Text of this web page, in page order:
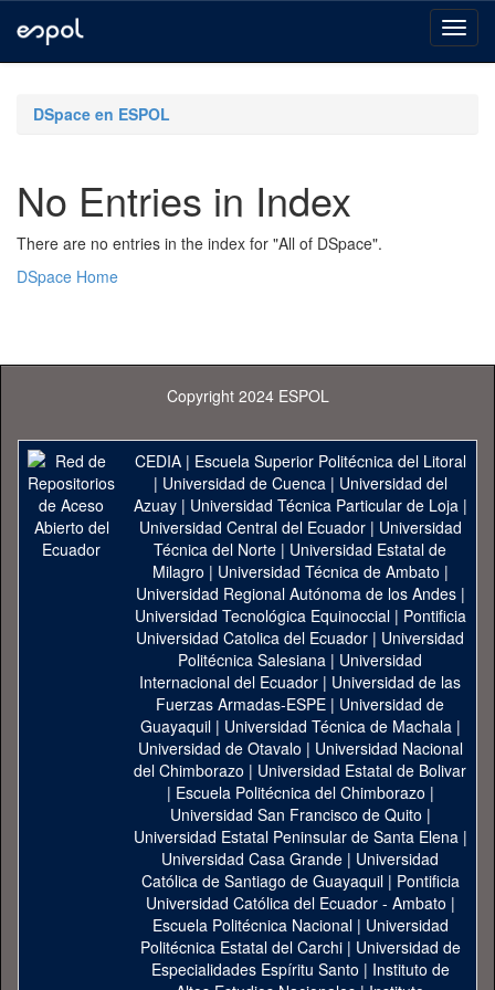
navigationDSpace en ESPOL
No Entries in Index
There are no entries in the index for "All of DSpace".
DSpace Home
Copyright 2024 ESPOL
CEDIA| Escuela Superior Politécnica del Litoral
| Universidad de Cuenca| Universidad del
Azuay| Universidad Técnica Particular de Loja|
Universidad Central del Ecuador| Universidad
Técnica del Norte | Universidad Estatal de
Milagro | Universidad Técnica de Ambato |
Universidad Regional Autónoma de los Andes|
Universidad Tecnológica Equinoccial| Pontificia
Universidad Catolica del Ecuador | Universidad
Politécnica Salesiana | Universidad
Internacional del Ecuador | Universidad de las
Fuerzas Armadas-ESPE | Universidad de
Guayaquil| Universidad Técnica de Machala|
Universidad de Otavalo | Universidad Nacional
del Chimborazo | Universidad Estatal de Bolivar
| Escuela Politécnica del Chimborazo |
Universidad San Francisco de Quito |
Universidad Estatal Peninsular de Santa Elena|
Universidad Casa Grande | Universidad
Católica de Santiago de Guayaquil| Pontificia
Universidad Católica del Ecuador - Ambato |
Escuela Politécnica Nacional| Universidad
Politécnica Estatal del Carchi| Universidad de
Especialidades Espíritu Santo | Instituto de